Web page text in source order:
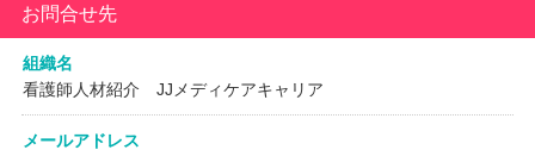
お問合せ先
組織名
看護師人材紹介 JJメディケアキャリア
メールアドレス